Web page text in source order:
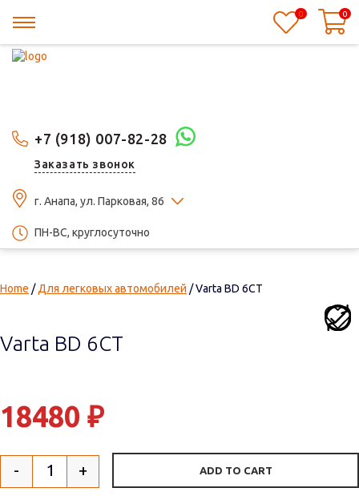
+7 (918) 007-82-28
Заказать звонок
г. Анапа, ул. Парковая, 86
ПН-ВС, круглосуточно
0 0
Home /Для легковых автомобилей / Varta BD 6CT
Varta BD 6CT
18480 ₽
Quantity
- + ADD TO CART